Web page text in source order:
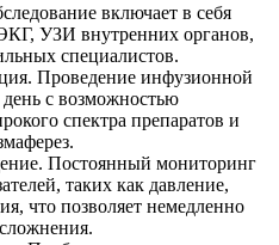
включает в себя
УЗИ внутренних органов,
специалистов.
Проведение инфузионной
день с возможностью
спектра препаратов и
Постоянный мониторинг
таких как давление,
что позволяет немедленно